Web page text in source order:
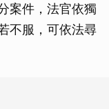
案件，法官依獨
不服，可依法尋